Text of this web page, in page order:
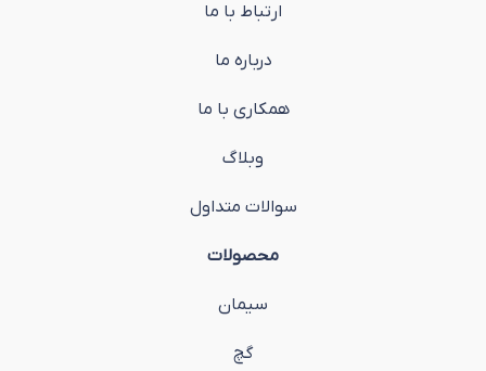
ارتباط با ما
درباره ما
همکاری با ما
وبلاگ
سوالات متداول
محصولات
سیمان
گچ